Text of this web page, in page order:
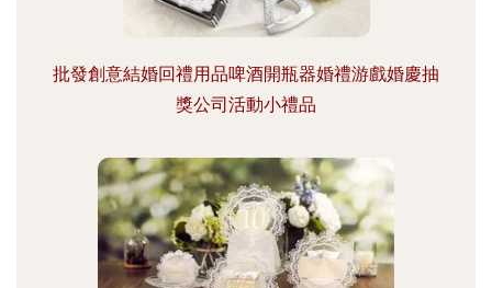
批發創意結婚回禮用品啤酒開瓶器婚禮游戲婚慶抽
獎公司活動小禮品